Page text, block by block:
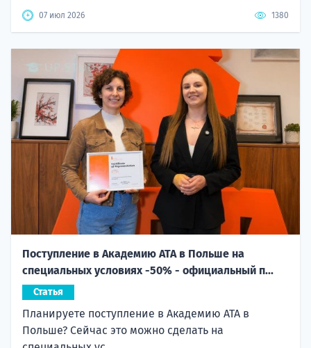
07 июл 2026 1380
Поступление в Академию ATA в Польше на
специальных условиях -50% - официальный п...
Статья
Планируете поступление в Академию ATA в
Польше? Сейчас это можно сделать на